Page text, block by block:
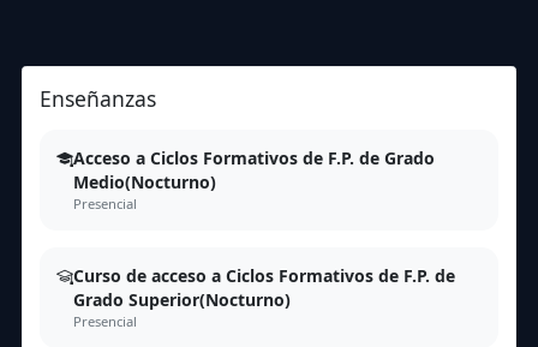
Enseñanzas
Acceso a Ciclos Formativos de F.P. de Grado
Medio(Nocturno)
Presencial
Curso de acceso a Ciclos Formativos de F.P. de
Grado Superior(Nocturno)
Presencial